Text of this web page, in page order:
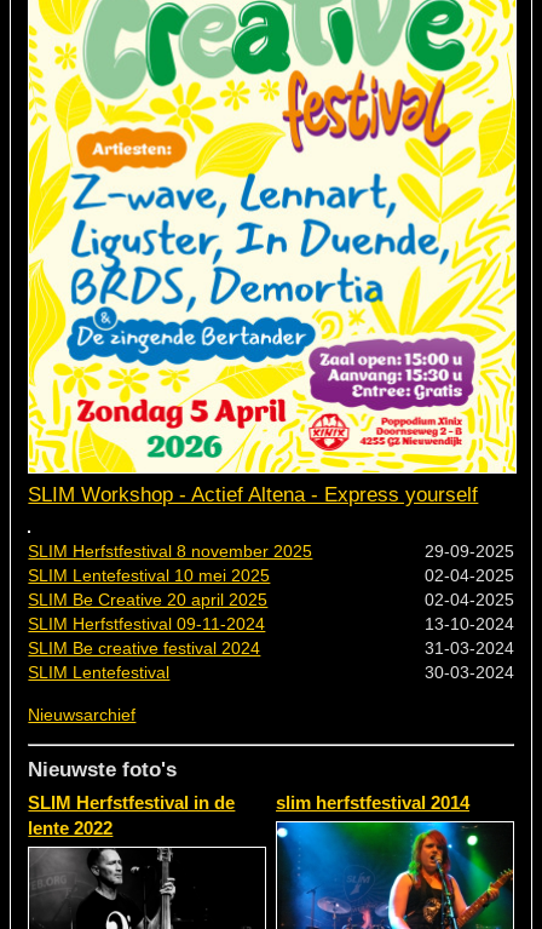
SLIM Workshop - Actief Altena - Express yourself
SLIM Herfstfestival 8 november 2025
29-09-2025
SLIM Lentefestival 10 mei 2025
02-04-2025
SLIM Be Creative 20 april 2025
02-04-2025
SLIM Herfstfestival 09-11-2024
13-10-2024
SLIM Be creative festival 2024
31-03-2024
SLIM Lentefestival
30-03-2024
Nieuwsarchief
Nieuwste foto's
SLIM Herfstfestival in de
lente 2022
slim herfstfestival 2014